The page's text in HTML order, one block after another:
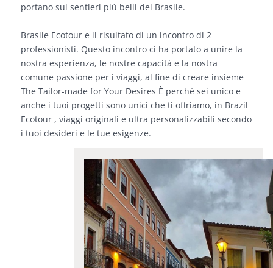
portano sui sentieri più belli del Brasile.
Brasile Ecotour e il risultato di un incontro di 2
professionisti. Questo incontro ci ha portato a unire la
nostra esperienza, le nostre capacità e la nostra
comune passione per i viaggi, al fine di creare insieme
The Tailor-made for Your Desires È perché sei unico e
anche i tuoi progetti sono unici che ti offriamo, in Brazil
Ecotour , viaggi originali e ultra personalizzabili secondo
i tuoi desideri e le tue esigenze.